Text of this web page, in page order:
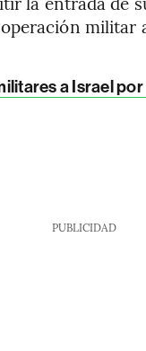
a Israel
PUBLICIDAD